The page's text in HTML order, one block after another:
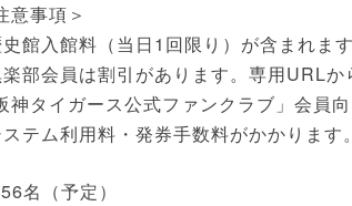
意事項＞
館入館料（当日1回限り）が含まれます
部会員は割引があります。専用URLか
神タイガース公式ファンクラブ」会員
テム利用料・発券手数料がかかります。
名（予定）